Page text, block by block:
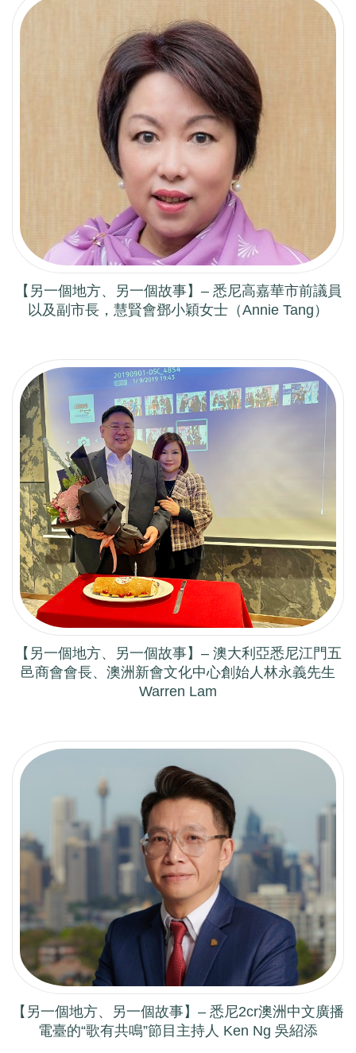
【另一個地方、另一個故事】– 悉尼高嘉華市前議員
以及副市長，慧賢會鄧小穎女士（Annie Tang）
【另一個地方、另一個故事】– 澳大利亞悉尼江門五
邑商會會長、澳洲新會文化中心創始人林永義先生
Warren Lam
【另一個地方、另一個故事】– 悉尼2cr澳洲中文廣播
電臺的“歌有共鳴”節目主持人 Ken Ng 吳紹添